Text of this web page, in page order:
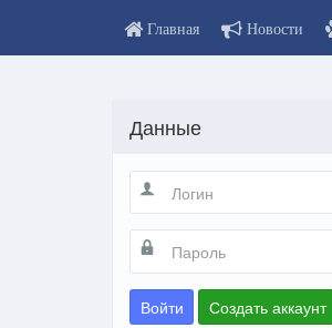
Главная Новости
Данные
Войти Создать аккаунт